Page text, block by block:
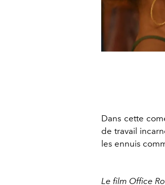
Dans cette
de travail
les ennuis
Le film Office